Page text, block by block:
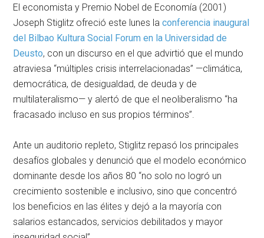
El economista y Premio Nobel de Economía (2001)
Joseph Stiglitz ofreció este lunes laconferencia inaugural
del Bilbao Kultura Social Forum en la Universidad de
Deusto, con un discurso en el que advirtió que el mundo
atraviesa “múltiples crisis interrelacionadas” —climática,
democrática, de desigualdad, de deuda y de
multilateralismo— y alertó de que el neoliberalismo “ha
fracasado incluso en sus propios términos”.
Ante un auditorio repleto, Stiglitz repasó los principales
desafíos globales y denunció que el modelo económico
dominante desde los años 80 “no solo no logró un
crecimiento sostenible e inclusivo, sino que concentró
los beneficios en las élites y dejó a la mayoría con
salarios estancados, servicios debilitados y mayor